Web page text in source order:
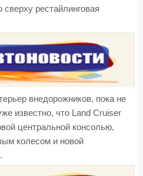
рестайлинговая
внедорожников, пока не
известно, что Land Cruiser
центральной консолью,
колесом и новой